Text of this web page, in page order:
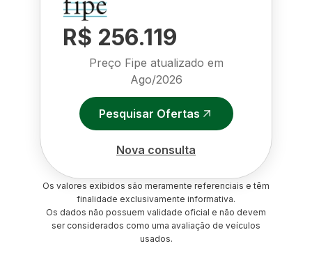
R$ 256.119
Preço Fipe atualizado em
Ago/2026
Pesquisar Ofertas
Nova consulta
Os valores exibidos são meramente referenciais e têm
finalidade exclusivamente informativa.
Os dados não possuem validade oficial e não devem
ser considerados como uma avaliação de veículos
usados.